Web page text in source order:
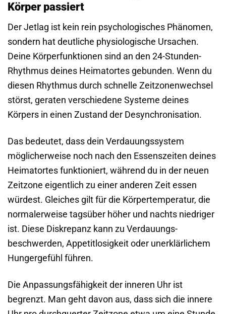
Körper passiert
Der Jetlag ist kein rein psychologisches Phänomen,
sondern hat deutliche physiologische Ursachen.
Deine Körper­funktionen sind an den 24-Stunden-
Rhythmus deines Heimatortes gebunden. Wenn du
diesen Rhythmus durch schnelle Zeitzonen­wechsel
störst, geraten verschiedene Systeme deines
Körpers in einen Zustand der Desynchronisation.
Das bedeutet, dass dein Verdauungssystem
möglicherweise noch nach den Essenszeiten deines
Heimatortes funktioniert, während du in der neuen
Zeitzone eigentlich zu einer anderen Zeit essen
würdest. Gleiches gilt für die Körper­temperatur, die
normalerweise tagsüber höher und nachts niedriger
ist. Diese Diskrepanz kann zu Verdauungs­
beschwerden, Appetit­losigkeit oder unerklärlichem
Hungergefühl führen.
Die Anpassungs­fähigkeit der inneren Uhr ist
begrenzt. Man geht davon aus, dass sich die innere